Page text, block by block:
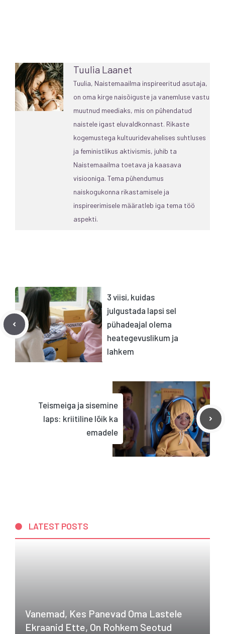
Tuulia Laanet
Tuulia, Naistemaailma inspireeritud asutaja,
on oma kirge naisõiguste ja vanemluse vastu
muutnud meediaks, mis on pühendatud
naistele igast eluvaldkonnast. Rikaste
kogemustega kultuuridevahelises suhtluses
ja feministlikus aktivismis, juhib ta
Naistemaailma toetava ja kaasava
visiooniga. Tema pühendumus
naiskogukonna rikastamisele ja
inspireerimisele määratleb iga tema töö
aspekti.
3 viisi, kuidas
julgustada lapsi sel
pühadeajal olema
heategevuslikum ja
lahkem
Teismeiga ja sisemine
laps: kriitiline lõik ka
emadele
LATEST POSTS
Vanemad, Kes Panevad Oma Lastele
Ekraanid Ette, On Rohkem Seotud